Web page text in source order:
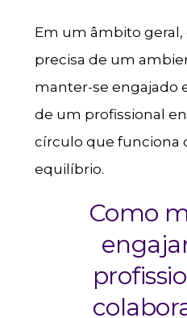
Em um âmbito geral,
precisa de um
manter-se engajado
de um profissional
círculo que funciona
equilíbrio.
Como